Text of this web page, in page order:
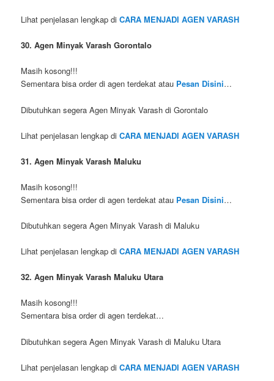
Lihat penjelasan lengkap diCARA MENJADI AGEN VARASH
30. Agen Minyak Varash Gorontalo
Masih kosong!!!
Sementara bisa order di agen terdekat atau Pesan Disini…
Dibutuhkan segera Agen Minyak Varash di Gorontalo
Lihat penjelasan lengkap diCARA MENJADI AGEN VARASH
31. Agen Minyak Varash Maluku
Masih kosong!!!
Sementara bisa order di agen terdekat atau Pesan Disini…
Dibutuhkan segera Agen Minyak Varash di Maluku
Lihat penjelasan lengkap diCARA MENJADI AGEN VARASH
32. Agen Minyak Varash Maluku Utara
Masih kosong!!!
Sementara bisa order di agen terdekat…
Dibutuhkan segera Agen Minyak Varash di Maluku Utara
Lihat penjelasan lengkap diCARA MENJADI AGEN VARASH